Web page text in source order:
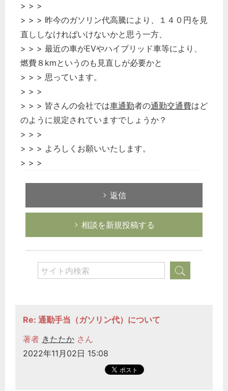
> > >
> > > 昨今のガソリン代高騰により、１４０円を見
直ししなければいけないかと思う一方、
> > > 最近の車がEVやハイブリッド車等により、
燃費８kmというのも見直しが必要かと
> > > 思っています。
> > >
> > > 皆さんの会社では車通勤者の通勤交通費はど
のように規定されていますでしょうか？
> > >
> > > よろしくお願いいたします。
> > >
返信
相談を新規投稿する
Re: 通勤手当（ガソリン代）について
著者 きたたか さん
2022年11月02日 15:08
どのカテゴリーに投稿しますか？
選択してください
労務管理